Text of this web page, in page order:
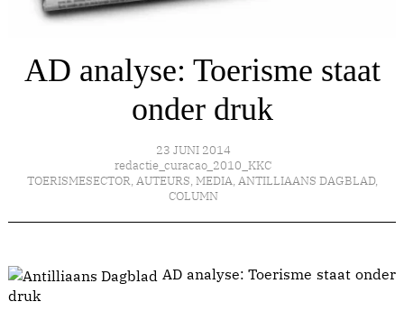
AD analyse: Toerisme staat
onder druk
23 JUNI 2014
redactie_curacao_2010_KKC
TOERISMESECTOR, AUTEURS, MEDIA, ANTILLIAANS DAGBLAD,
COLUMN
AD analyse: Toerisme staat onder
druk